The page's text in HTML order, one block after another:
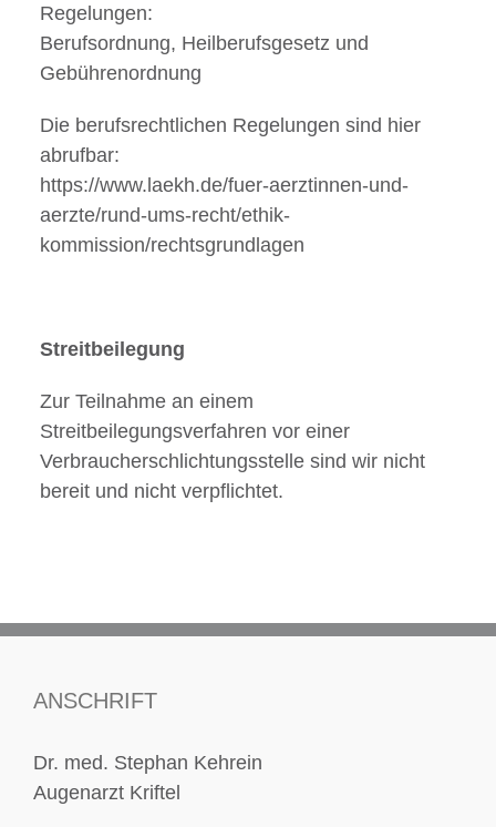
Regelungen:
Berufsordnung, Heilberufsgesetz und
Gebührenordnung
Die berufsrechtlichen Regelungen sind hier
abrufbar:
https://www.laekh.de/fuer-aerztinnen-und-
aerzte/rund-ums-recht/ethik-
kommission/rechtsgrundlagen
Streitbeilegung
Zur Teilnahme an einem
Streitbeilegungsverfahren vor einer
Verbraucherschlichtungsstelle sind wir nicht
bereit und nicht verpflichtet.
ANSCHRIFT
Dr. med. Stephan Kehrein
Augenarzt Kriftel